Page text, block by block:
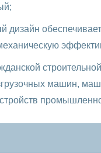
дизайн
машин,